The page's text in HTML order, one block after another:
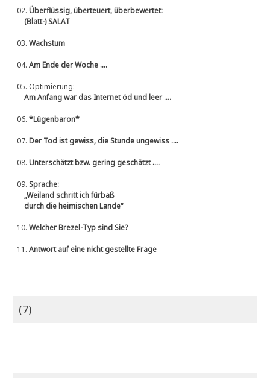
02.Überflüssig, überteuert, überbewertet:
(Blatt-) SALAT
03.Wachstum
04.Am Ende der Woche ....
05. Optimierung:
Am Anfang war das Internet öd und leer ....
06.*Lügenbaron*
07.Der Tod ist gewiss, die Stunde ungewiss ....
08.Unterschätzt bzw. gering geschätzt ....
09.Sprache:
„Weiland schritt ich fürbaß
durch die heimischen Lande“
10.Welcher Brezel-Typ sind Sie?
11.Antwort auf eine nicht gestellte Frage
(7)